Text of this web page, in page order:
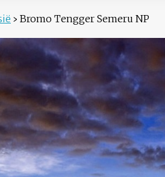
› Bromo Tengger Semeru NP